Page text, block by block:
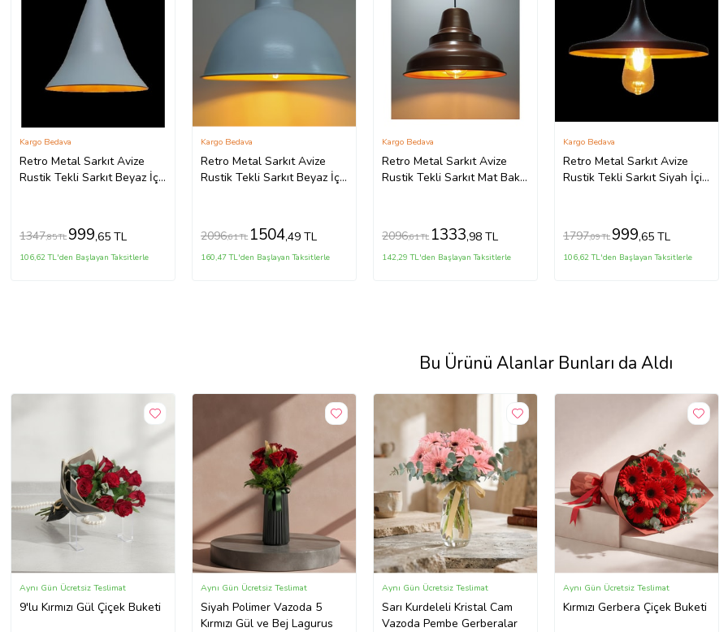
Retro Metal Sarkıt Avize
Rustik Tekli Sarkıt Beyaz İçi
Kargo Bedava
1347,85 TL 999,65 TL
106,62 TL'den Başlayan Taksitlerle
Retro Metal Sarkıt Avize
Rustik Tekli Sarkıt Beyaz İçi
Kargo Bedava
2096,61 TL 1504,49 TL
160,47 TL'den Başlayan Taksitlerle
Retro Metal Sarkıt Avize
Rustik Tekli Sarkıt Mat Bakır
Kargo Bedava
2096,61 TL 1333,98 TL
142,29 TL'den Başlayan Taksitlerle
Retro Metal Sarkıt Avize
Rustik Tekli Sarkıt Siyah İçi
Kargo Bedava
1797,09 TL 999,65 TL
106,62 TL'den Başlayan Taksitlerle
Bu Ürünü Alanlar Bunları da Aldı
9'lu Kırmızı Gül Çiçek Buketi
Aynı Gün Ücretsiz Teslimat
Siyah Polimer Vazoda 5
Kırmızı Gül ve Bej Lagurus
Aynı Gün Ücretsiz Teslimat
Sarı Kurdeleli Kristal Cam
Vazoda Pembe Gerberalar
Aynı Gün Ücretsiz Teslimat
Kırmızı Gerbera Çiçek Buketi
Aynı Gün Ücretsiz Teslimat